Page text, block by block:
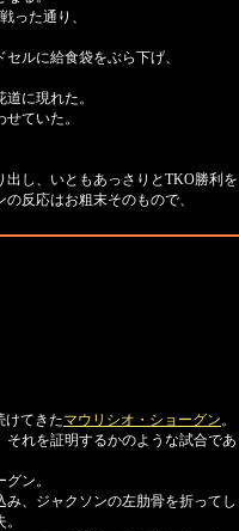
った通り、
ルに給食袋をぶら下げ、
に現れた。
ていた。
し、いともあっさりとTKO勝利
反応はお粗末そのもので、
けてきたマウリシオ・ショーグン。
れを証明するかのような試合で
ン。
、ジャクソンの左肋骨を折って